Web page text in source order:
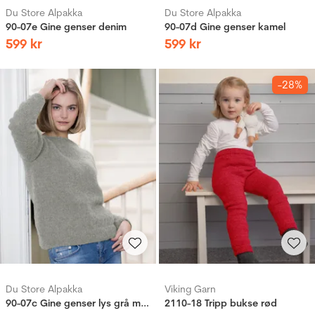
Du Store Alpakka
90-07e Gine genser denim
599 kr
Du Store Alpakka
90-07d Gine genser kamel
599 kr
Du Store Alpakka
90-07c Gine genser lys grå melert
-28%
Viking Garn
2110-18 Tripp bukse rød